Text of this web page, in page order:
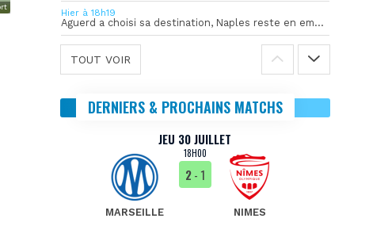
Hier à 18h19
Aguerd a choisi sa destination, Naples reste en embuscade
TOUT VOIR
DERNIERS & PROCHAINS MATCHS
JEU 30 JUILLET
18H00
MARSEILLE
2- 1
NIMES